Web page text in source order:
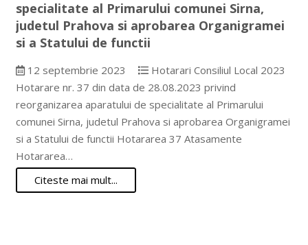
specialitate al Primarului comunei Sirna,
judetul Prahova si aprobarea Organigramei
si a Statului de functii
12 septembrie 2023
Hotarari Consiliul Local 2023
Hotarare nr. 37 din data de 28.08.2023 privind
reorganizarea aparatului de specialitate al Primarului
comunei Sirna, judetul Prahova si aprobarea Organigramei
si a Statului de functii Hotararea 37 Atasamente
Hotararea…
Citeste mai mult...